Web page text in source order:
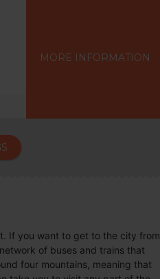
MORE INFORMATION
If you want to get to the city from
of buses and trains that
four mountains, meaning that